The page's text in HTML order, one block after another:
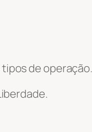
de operação.